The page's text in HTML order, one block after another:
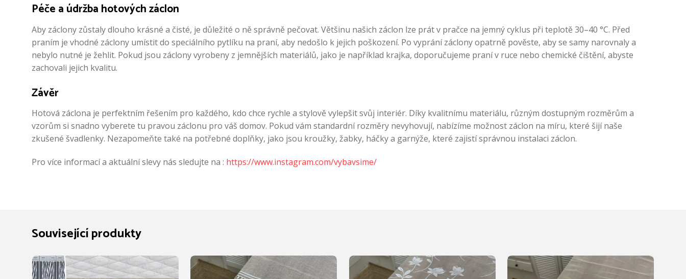
Péče a údržba hotových záclon
Aby záclony zůstaly dlouho krásné a čisté, je důležité o ně správně pečovat. Většinu našich záclon lze prát v pračce na jemný cyklus při teplotě 30–40 °C. Před
praním je vhodné záclony umístit do speciálního pytlíku na praní, aby nedošlo k jejich poškození. Po vyprání záclony opatrně pověste, aby se samy narovnaly a
nebylo nutné je žehlit. Pokud jsou záclony vyrobeny z jemnějších materiálů, jako je například krajka, doporučujeme praní v ruce nebo chemické čištění, abyste
zachovali jejich kvalitu.
Závěr
Hotová záclona je perfektním řešením pro každého, kdo chce rychle a stylově vylepšit svůj interiér. Díky kvalitnímu materiálu, různým dostupným rozměrům a
vzorům si snadno vyberete tu pravou záclonu pro váš domov. Pokud vám standardní rozměry nevyhovují, nabízíme možnost záclon na míru, které šijí naše
zkušené švadlenky. Nezapomeňte také na potřebné doplňky, jako jsou kroužky, žabky, háčky a garnýže, které zajistí správnou instalaci záclon.
Pro více informací a aktuální slevy nás sledujte na : https://www.instagram.com/vybavsime/
Související produkty